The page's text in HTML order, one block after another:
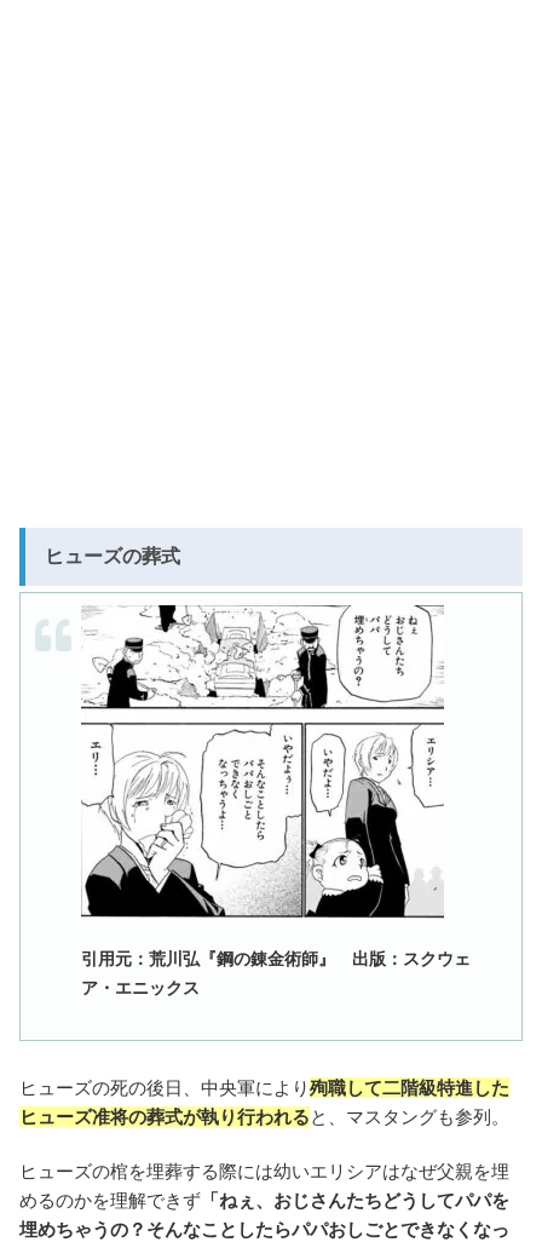
ヒューズの葬式
引用元：荒川弘『鋼の錬金術師』 出版：スクウェ
ア・エニックス
ヒューズの死の後日、中央軍により殉職して二階級特進した
ヒューズ准将の葬式が執り行われると、マスタングも参列。
ヒューズの棺を埋葬する際には幼いエリシアはなぜ父親を埋
めるのかを理解できず 「ねぇ、おじさんたちどうしてパパを
埋めちゃうの？そんなことしたらパパおしごとできなくなっ